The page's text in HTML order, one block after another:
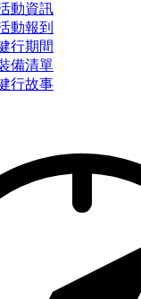
動資訊
動報到
行期間
備清單
行故事